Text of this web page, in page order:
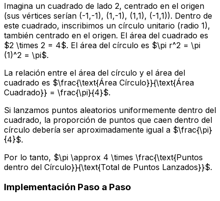
Imagina un cuadrado de lado 2, centrado en el origen
(sus vértices serían (-1,-1), (1,-1), (1,1), (-1,1)). Dentro de
este cuadrado, inscribimos un círculo unitario (radio 1),
también centrado en el origen. El área del cuadrado es
$2 \times 2 = 4$. El área del círculo es $\pi r^2 = \pi
(1)^2 = \pi$.
La relación entre el área del círculo y el área del
cuadrado es $\frac{\text{Área Círculo}}{\text{Área
Cuadrado}} = \frac{\pi}{4}$.
Si lanzamos puntos aleatorios uniformemente dentro del
cuadrado, la proporción de puntos que caen dentro del
círculo debería ser aproximadamente igual a $\frac{\pi}
{4}$.
Por lo tanto, $\pi \approx 4 \times \frac{\text{Puntos
dentro del Círculo}}{\text{Total de Puntos Lanzados}}$.
Implementación Paso a Paso